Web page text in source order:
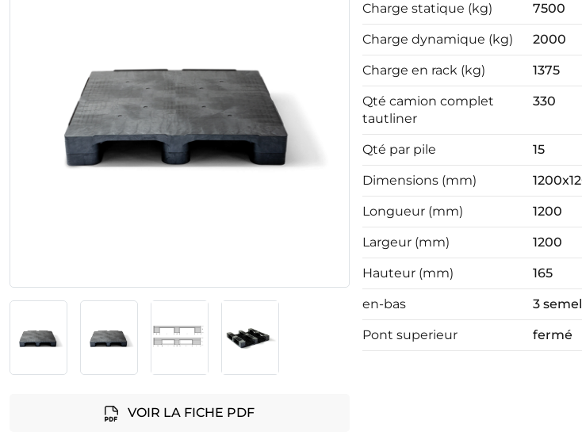
VOIR LA FICHE PDF
Charge statique (kg) 7500
Charge dynamique (kg) 2000
Charge en rack (kg) 1375
Qté camion complet
tautliner
330
Qté par pile 15
Dimensions (mm)
Longueur (mm) 1200
Largeur (mm) 1200
Hauteur (mm) 165
en-bas 3
Pont superieur fermé